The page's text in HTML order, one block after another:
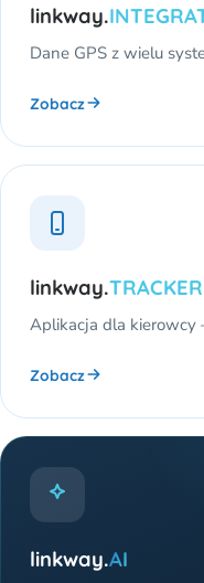
linkway.
Dane GPS z wielu
Zobacz
linkway.TRACKER
Aplikacja dla kierowcy
Zobacz
linkway.AI